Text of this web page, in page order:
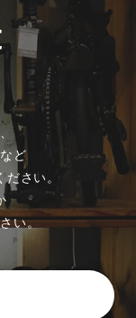
ど
さい。
い。